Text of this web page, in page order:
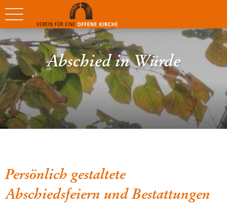
Abschied in Würde
Persönlich gestaltete
Abschiedsfeiern und Bestattungen